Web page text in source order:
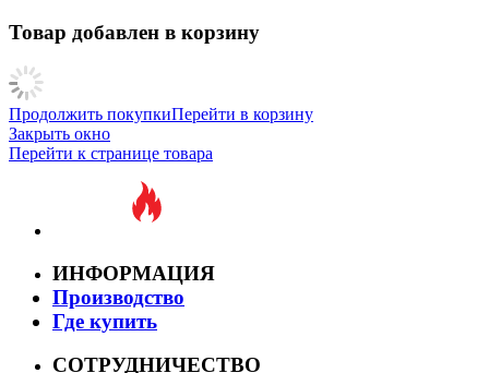
Товар добавлен в корзину
Продолжить покупкиПерейти в корзину
Закрыть окно
Перейти к странице товара
ИНФОРМАЦИЯ
Производство
Где купить
СОТРУДНИЧЕСТВО